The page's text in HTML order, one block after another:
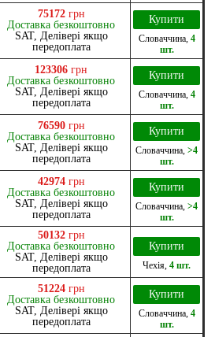
75172 грн
Доставка безкоштовно
SAT, Делівері якщо
передоплата
Купити
Словаччина, 4
шт.
123306 грн
Доставка безкоштовно
SAT, Делівері якщо
передоплата
Купити
Словаччина, 4
шт.
76590 грн
Доставка безкоштовно
SAT, Делівері якщо
передоплата
Купити
Словаччина >4
шт.
42974 грн
Доставка безкоштовно
SAT, Делівері якщо
передоплата
Купити
Словаччина >4
шт.
50132 грн
Доставка безкоштовно
SAT, Делівері якщо
передоплата
Купити
Чехія 4 шт.
51224 грн
Доставка безкоштовно
SAT, Делівері якщо
передоплата
Купити
Словаччина, 4
шт.